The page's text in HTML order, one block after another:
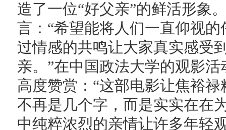
造了一位“好父亲”的鲜活形象
言：“希望能将人们一直仰视
过情感的共鸣让大家真实感受
亲。”在中国政法大学的观影
高度赞赏：“这部电影让焦裕
不再是几个字，而是实实在在
中纯粹浓烈的亲情让许多年轻